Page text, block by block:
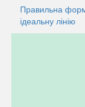
Правильна
ідеальну лінію